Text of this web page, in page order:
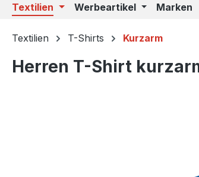
Textilien Werbeartikel Marken
Textilien T-Shirts Kurzarm
Herren T-Shirt